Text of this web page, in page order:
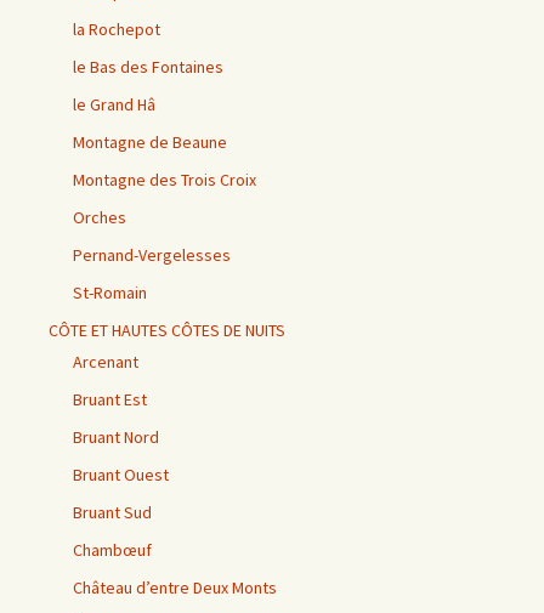
la Rochepot
le Bas des Fontaines
le Grand Hâ
Montagne de Beaune
Montagne des Trois Croix
Orches
Pernand-Vergelesses
St-Romain
CÔTE ET HAUTES CÔTES DE NUITS
Arcenant
Bruant Est
Bruant Nord
Bruant Ouest
Bruant Sud
Chambœuf
Château d’entre Deux Monts